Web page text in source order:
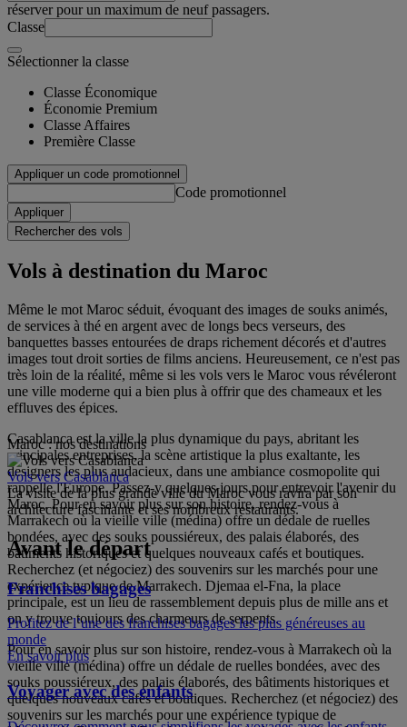
réserver pour un maximum de neuf passagers.
Classe
Sélectionner la classe
Classe Économique
Économie Premium
Classe Affaires
Première Classe
Appliquer un code promotionnel
Code promotionnel
Appliquer
Rechercher des vols
Vols à destination du Maroc
Même le mot Maroc séduit, évoquant des images de souks animés,
de services à thé en argent avec de longs becs verseurs, des
banquettes basses entourées de draps richement décorés et d'autres
images tout droit sorties de films anciens. Heureusement, ce n'est pas
très loin de la réalité, même si les vols vers le Maroc vous révéleront
une ville moderne qui a bien plus à offrir que des chameaux et les
effluves des épices.
Casablanca est la ville la plus dynamique du pays, abritant les
principales entreprises, la scène artistique la plus exaltante, les
designers les plus audacieux, dans une ambiance cosmopolite qui
rappelle l'Europe. Passez-y quelques jours pour entrevoir l'avenir du
Maroc. Pour en savoir plus sur son histoire, rendez-vous à
Marrakech où la vieille ville (médina) offre un dédale de ruelles
bondées, avec des souks poussiéreux, des palais élaborés, des
bâtiments historiques et quelques nouveaux cafés et boutiques.
Recherchez (et négociez) des souvenirs sur les marchés pour une
expérience typique de Marrakech. Djemaa el-Fna, la place
principale, est un lieu de rassemblement depuis plus de mille ans et
on y trouve toujours des charmeurs de serpents.
Pour en savoir plus sur son histoire, rendez-vous à Marrakech où la
vieille ville (médina) offre un dédale de ruelles bondées, avec des
souks poussiéreux, des palais élaborés, des bâtiments historiques et
quelques nouveaux cafés et boutiques. Recherchez (et négociez) des
souvenirs sur les marchés pour une expérience typique de
Maroc : nos destinations
Vols vers Casablanca
La visite de la plus grande ville du Maroc vous ravira par son
architecture fascinante et ses nombreux restaurants.
Avant le départ
Franchises bagages
Profitez de l’une des franchises bagages les plus généreuses au
monde
En savoir plus
Voyager avec des enfants